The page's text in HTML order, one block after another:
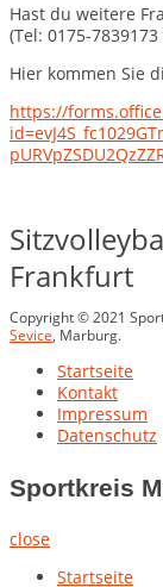
Hast du weitere
(Tel: 0175-
Hier kommen Sie
https://
Frankfurt
Copyright © 2021
Sevice, Marburg.
Startseite
Kontakt
Impressum
Datenschutz
Sportkreis
close
Startseite